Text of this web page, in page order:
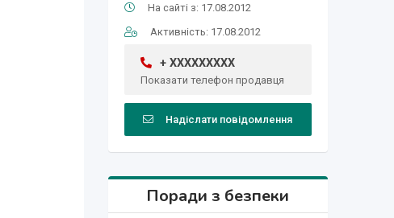
На сайті з: 17.08.2012
Активність: 17.08.2012
+ XXXXXXXXX
Показати телефон продавця
Надіслати повідомлення
Поради з безпеки